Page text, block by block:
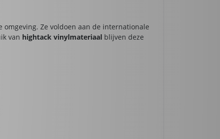
Ze voldoen aan de internationale
van hightack vinylmateriaal blijven deze